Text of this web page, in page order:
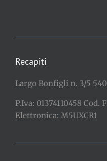
Recapiti
Largo Bonfigli n. 3/5
P.Iva: 01374110458 Cod.
Elettronica: M5UXCR1